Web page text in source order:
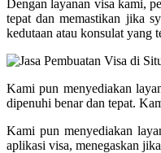
Dengan layanan visa kami,
tepat dan memastikan jika
kedutaan atau konsulat yang
Kami pun menyediakan
dipenuhi benar dan tepat.
Kami pun menyediakan
aplikasi visa, menegaskan